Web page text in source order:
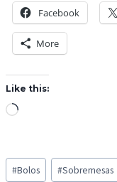
Facebook
More
Like this:
L
d
Post
#Bolos #Sobremesas